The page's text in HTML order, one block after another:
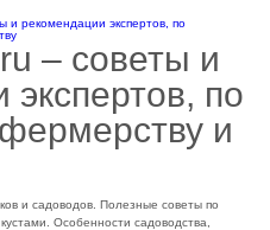
– cоветы и
по
и
и садоводов. Полезные советы по
Особенности садоводства,